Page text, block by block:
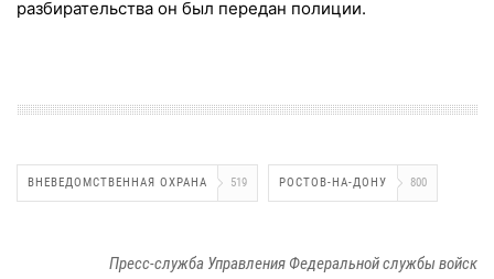
разбирательства он был передан полиции.
ВНЕВЕДОМСТВЕННАЯ ОХРАНА 519 РОСТОВ-НА-ДОНУ 800
Пресс-служба Управления Федеральной службы войск